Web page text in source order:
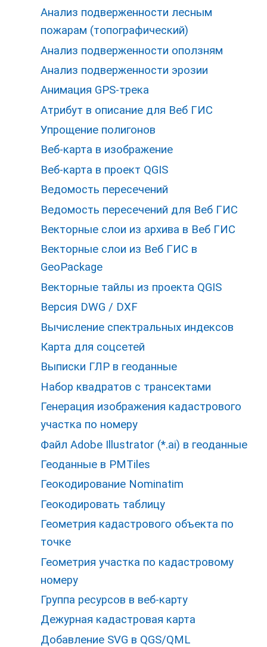
Анализ подверженности лесным
пожарам (топографический)
Анализ подверженности оползням
Анализ подверженности эрозии
Анимация GPS-трека
Атрибут в описание для Веб ГИС
Упрощение полигонов
Веб-карта в изображение
Веб-карта в проект QGIS
Ведомость пересечений
Ведомость пересечений для Веб ГИС
Векторные слои из архива в Веб ГИС
Векторные слои из Веб ГИС в
GeoPackage
Векторные тайлы из проекта QGIS
Версия DWG / DXF
Вычисление спектральных индексов
Карта для соцсетей
Выписки ГЛР в геоданные
Набор квадратов с трансектами
Генерация изображения кадастрового
участка по номеру
Файл Adobe Illustrator (*.ai) в геоданные
Геоданные в PMTiles
Геокодирование Nominatim
Геокодировать таблицу
Геометрия кадастрового объекта по
точке
Геометрия участка по кадастровому
номеру
Группа ресурсов в веб-карту
Дежурная кадастровая карта
Добавление SVG в QGS/QML